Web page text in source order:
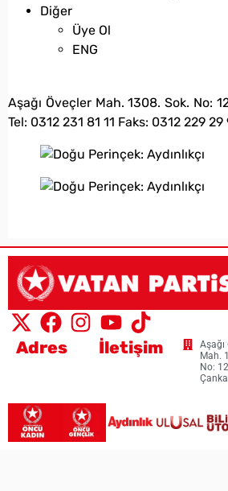
Diğer
Üye Ol
ENG
Aşağı Öveçler Mah. 1308. Sok. No:
Tel: 0312 231 81 11 Faks: 0312 229 29
Adres
Aşağı
Mah.
No: 12
İletişim